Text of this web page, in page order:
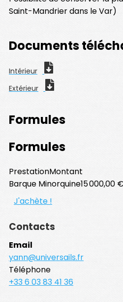
Saint-Mandrier dans le Var)
Documents
Intérieur
Extérieur
Formules
Formules
PrestationMontant
Barque Minorquine15 000,00 €
J'achète !
Contacts
Email
yann@universails.fr
Téléphone
+33 6 03 83 41 36